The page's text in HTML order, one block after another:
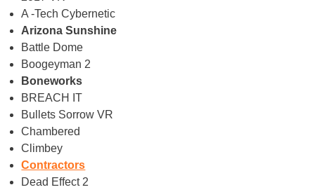
A -Tech Cybernetic
Arizona Sunshine
Battle Dome
Boogeyman 2
Boneworks
BREACH IT
Bullets Sorrow VR
Chambered
Climbey
Contractors
Dead Effect 2